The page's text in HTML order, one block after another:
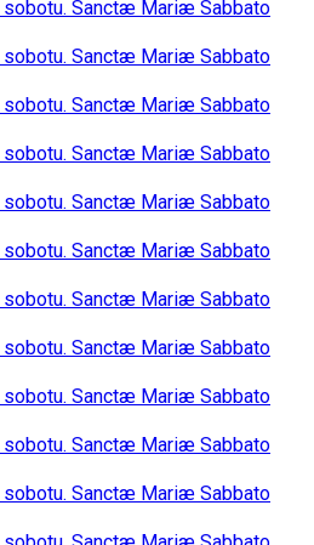
sobotu. Sanctæ Mariæ Sabbato
sobotu. Sanctæ Mariæ Sabbato
sobotu. Sanctæ Mariæ Sabbato
sobotu. Sanctæ Mariæ Sabbato
sobotu. Sanctæ Mariæ Sabbato
sobotu. Sanctæ Mariæ Sabbato
sobotu. Sanctæ Mariæ Sabbato
sobotu. Sanctæ Mariæ Sabbato
sobotu. Sanctæ Mariæ Sabbato
sobotu. Sanctæ Mariæ Sabbato
sobotu. Sanctæ Mariæ Sabbato